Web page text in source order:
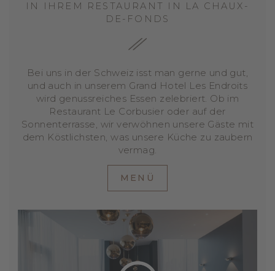
IN IHREM RESTAURANT IN LA CHAUX-
DE-FONDS
Bei uns in der Schweiz isst man gerne und gut,
und auch in unserem Grand Hotel Les Endroits
wird genussreiches Essen zelebriert. Ob im
Restaurant Le Corbusier oder auf der
Sonnenterrasse, wir verwöhnen unsere Gäste mit
dem Köstlichsten, was unsere Küche zu zaubern
vermag.
MENÜ